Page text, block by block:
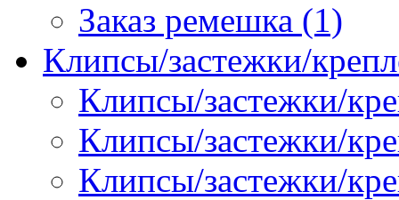
Заказ ремешка (1)
Клипсы/застежки/
Клипсы/застежки/
Клипсы/застежки/
Клипсы/застежки/